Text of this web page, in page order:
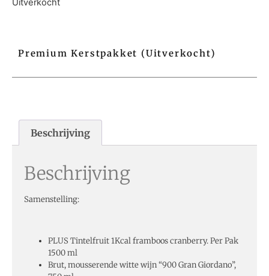
Uitverkocht
Premium Kerstpakket (Uitverkocht)
Beschrijving
Beschrijving
Samenstelling:
PLUS Tintelfruit 1Kcal framboos cranberry. Per Pak
1500 ml
Brut, mousserende witte wijn “900 Gran Giordano”,